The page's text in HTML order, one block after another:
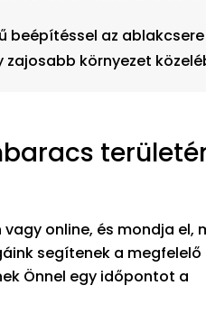
beépítéssel az
környezet
online, és mondja el,
segítenek a megfelelő
Önnel egy időpontot a